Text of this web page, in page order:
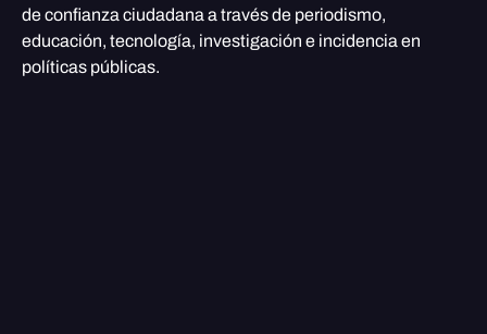
de confianza ciudadana a través de periodismo,
educación, tecnología, investigación e incidencia en
políticas públicas.